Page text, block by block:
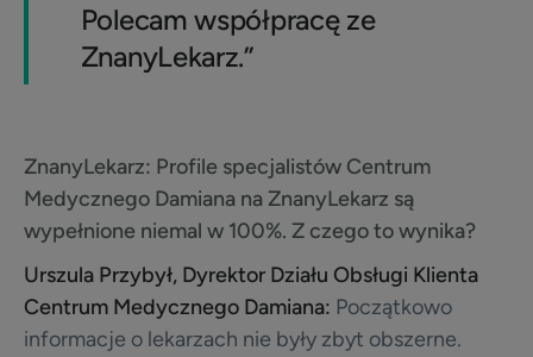
Polecam współpracę ze
ZnanyLekarz.”
ZnanyLekarz: Profile specjalistów Centrum
Medycznego Damiana na ZnanyLekarz są
wypełnione niemal w 100%. Z czego to wynika?
Urszula Przybył, Dyrektor Działu Obsługi Klienta
Centrum Medycznego Damiana: Początkowo
informacje o lekarzach nie były zbyt obszerne.